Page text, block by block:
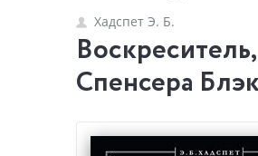
Хадспет Э. Б.
Спенсера